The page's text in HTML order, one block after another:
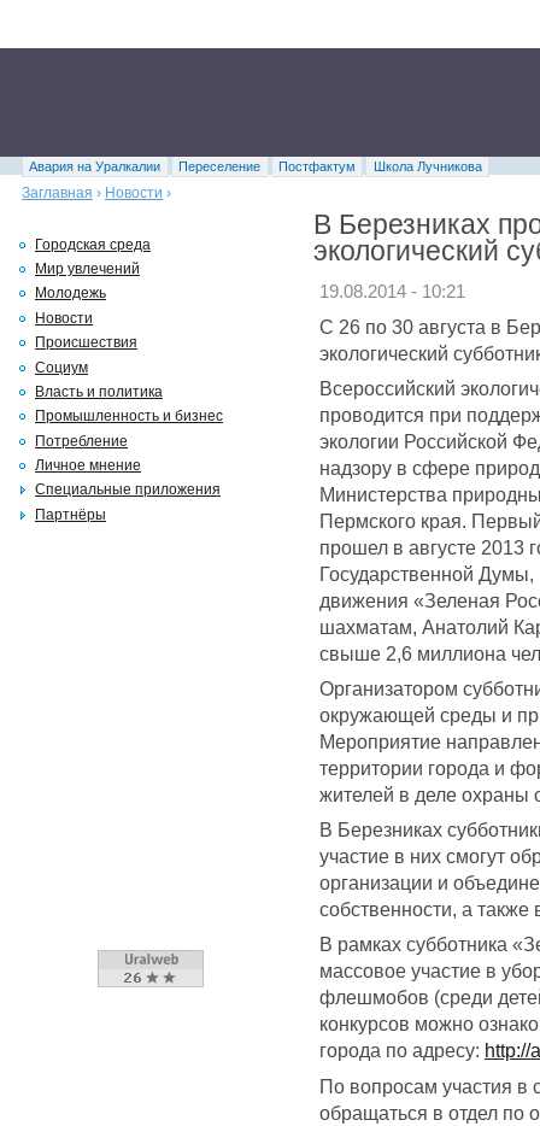
Авария на Уралкалии Переселение Постфактум
Школа Лучникова
Заглавная › Новости ›
В Березниках
экологический
19.08.2014 - 10:21
С 26 по 30 августа в
экологический
Всероссийский
проводится при
экологии Российской
надзору в сфере
Министерства
Пермского края.
прошел в августе 2013
Государственной Думы,
движения «Зеленая
шахматам, Анатолий
свыше 2,6 миллиона
Организатором
окружающей среды и
Мероприятие
территории города и
жителей в деле
В Березниках
участие в них смогут
организации и
собственности, а
В рамках субботника
массовое участие в
флешмобов (среди
конкурсов можно
города по адресу: http://
По вопросам участия в
обращаться в отдел по
Городская среда
Мир увлечений
Молодежь
Новости
Происшествия
Социум
Власть и политика
Промышленность и бизнес
Потребление
Личное мнение
Специальные приложения
Партнёры